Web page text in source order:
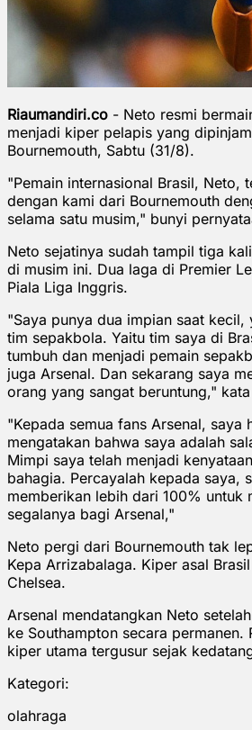
Riaumandiri.co - Neto resmi
menjadi kiper pelapis yang
Bournemouth, Sabtu (31/8).
"Pemain internasional Brasil, Neto,
dengan kami dari Bournemouth
selama satu musim," bunyi
Neto sejatinya sudah tampil tiga
di musim ini. Dua laga di Premier
Piala Liga Inggris.
"Saya punya dua impian saat kecil,
tim sepakbola. Yaitu tim saya di
tumbuh dan menjadi pemain
juga Arsenal. Dan sekarang saya
orang yang sangat beruntung,"
"Kepada semua fans Arsenal, saya
mengatakan bahwa saya adalah
Mimpi saya telah menjadi
bahagia. Percayalah kepada saya,
memberikan lebih dari 100% untuk
segalanya bagi Arsenal,"
Neto pergi dari Bournemouth tak
Kepa Arrizabalaga. Kiper asal
Chelsea.
Arsenal mendatangkan Neto
ke Southampton secara permanen.
kiper utama tergusur sejak
Kategori:
olahraga